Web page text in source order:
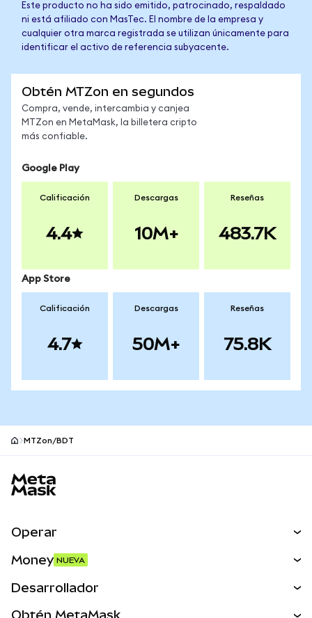
Este producto no ha sido emitido, patrocinado, respaldado
ni está afiliado con MasTec. El nombre de la empresa y
cualquier otra marca registrada se utilizan únicamente para
identificar el activo de referencia subyacente.
Obtén MTZon en segundos
Compra, vende, intercambia y canjea
MTZon en MetaMask, la billetera cripto
más confiable.
Google Play
Calificación
4.4
Descargas
10M+
Reseñas
483.7K
App Store
Calificación
4.7
Descargas
50M+
Reseñas
75.8K
MTZon/BDT
Operar
Money NUEVA
Desarrollador
Obtén MetaMask